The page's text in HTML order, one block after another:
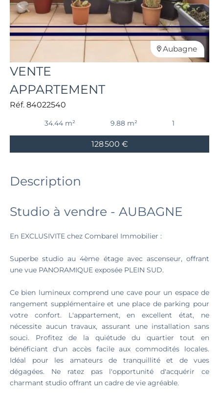
Aubagne
VENTE
APPARTEMENT
Réf. 84022540
34.44 m² 9.88 m² 1
128 500 €
Description
Studio à vendre - AUBAGNE
En EXCLUSIVITE chez Combarel Immobilier :
Superbe studio au 4ème étage avec ascenseur, offrant
une vue PANORAMIQUE exposée PLEIN SUD.
Ce bien lumineux comprend une cave pour un espace de
rangement supplémentaire et une place de parking pour
votre confort. L'appartement, en excellent état, ne
nécessite aucun travaux, assurant une installation sans
souci. Profitez de la quiétude du quartier tout en
bénéficiant d'un accès facile aux commodités locales.
Idéal pour les amateurs de tranquillité et de vues
dégagées. Ne ratez pas l'opportunité d'acquérir ce
charmant studio offrant un cadre de vie agréable.